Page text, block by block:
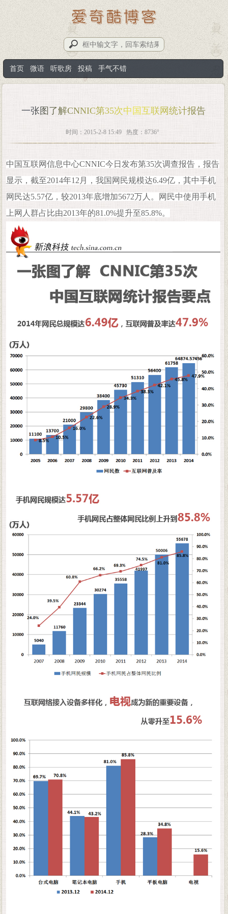
首页 微语 听歌房 投稿 手气不错
一张图了解CNNIC第35次中国互联网统计报告
时间：2015-2-8 15:49 热度：8736°
中国互联网信息中心CNNIC今日发布第35次调查报告，报告
显示，截至2014年12月，我国网民规模达6.49亿，其中手机
网民达5.57亿，较2013年底增加5672万人。网民中使用手机
上网人群占比由2013年的81.0%提升至85.8%。